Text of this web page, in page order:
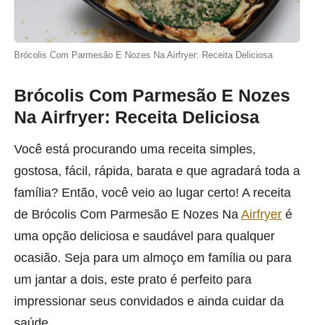
Brócolis Com Parmesão E Nozes Na Airfryer: Receita Deliciosa
Brócolis Com Parmesão E Nozes
Na Airfryer: Receita Deliciosa
Você está procurando uma receita simples,
gostosa, fácil, rápida, barata e que agradará toda a
família? Então, você veio ao lugar certo! A receita
de Brócolis Com Parmesão E Nozes Na Airfryer é
uma opção deliciosa e saudável para qualquer
ocasião. Seja para um almoço em família ou para
um jantar a dois, este prato é perfeito para
impressionar seus convidados e ainda cuidar da